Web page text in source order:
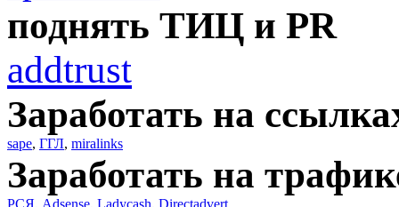
поднять ТИЦ и PR
addtrust
Заработать на
sape, ГГЛ, miralinks
Заработать на